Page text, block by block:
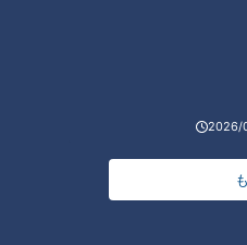
2026/
に気をつけたい鼻と耳のトラブ